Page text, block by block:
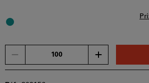
bon
d'achat